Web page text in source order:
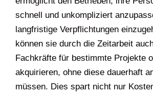
schnell und unkompliziert
langfristige Verpflichtungen
können sie durch die Zeitarbeit
Fachkräfte für bestimmte Projekte
akquirieren, ohne diese dauerhaft
müssen. Dies spart nicht nur